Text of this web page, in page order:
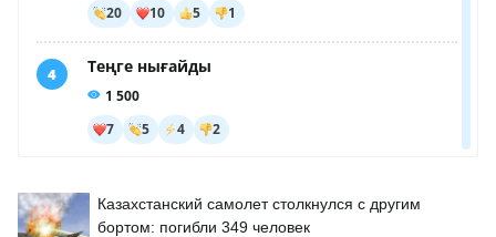
Казахстанский самолет столкнулся с другим
бортом: погибли 349 человек